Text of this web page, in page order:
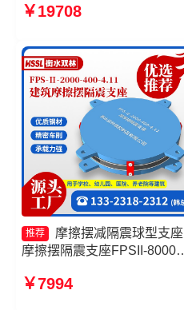
生产厂家 摩擦摆隔震支座
￥19708
推荐
摩擦摆减隔震球型支座
摩擦摆隔震支座FPSII-8000-
摩擦摆隔震支座FPSII-7000-
￥7994